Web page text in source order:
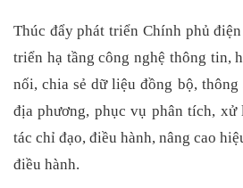
Thúc đẩy phát triển Chính phủ
triển hạ tầng công nghệ thông tin,
nối, chia sẻ dữ liệu đồng bộ, thông
địa phương, phục vụ phân tích,
tác chỉ đạo, điều hành, nâng cao
điều hành.